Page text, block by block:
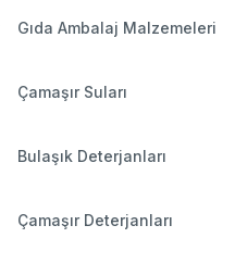
Gıda Ambalaj Malzemeleri
Çamaşır Suları
Bulaşık Deterjanları
Çamaşır Deterjanları